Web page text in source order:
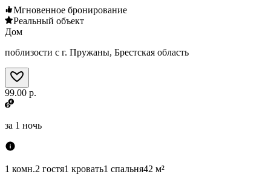
Мгновенное бронирование
Реальный объект
Дом
поблизости с г. Пружаны, Брестская область
99.00 р.
за 1 ночь
1 комн.2 гостя1 кровать1 спальня42 м²